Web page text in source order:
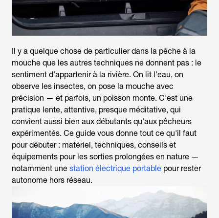
Il y a quelque chose de particulier dans la pêche à la
mouche que les autres techniques ne donnent pas : le
sentiment d'appartenir à la rivière. On lit l'eau, on
observe les insectes, on pose la mouche avec
précision — et parfois, un poisson monte. C'est une
pratique lente, attentive, presque méditative, qui
convient aussi bien aux débutants qu'aux pêcheurs
expérimentés. Ce guide vous donne tout ce qu'il faut
pour débuter : matériel, techniques, conseils et
équipements pour les sorties prolongées en nature —
notamment une station électrique portable pour rester
autonome hors réseau.